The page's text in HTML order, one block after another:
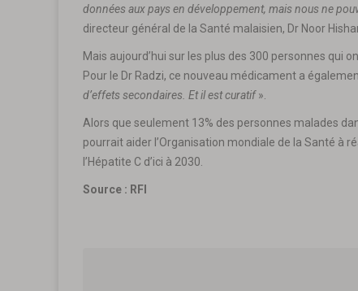
données aux pays en développement, mais nous ne
directeur général de la Santé malaisien, Dr Noor
Mais aujourd’hui sur les plus des 300 personnes qui
Pour le Dr Radzi, ce nouveau médicament a
d’effets secondaires. Et il est curatif».
Alors que seulement 13% des personnes malades
pourrait aider l’Organisation mondiale de la Santé à
l’Hépatite C d’ici à 2030.
Source : RFI